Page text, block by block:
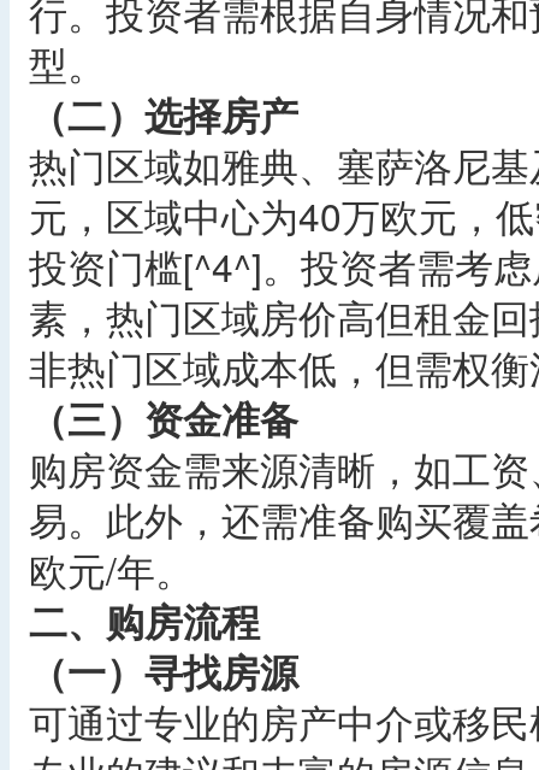
行。投资者需根据自身情况
型。
（二）选择房产
热门区域如雅典、塞萨洛尼
元，区域中心为40万欧元，
投资门槛[^4^]。投资者需考
素，热门区域房价高但租金
非热门区域成本低，但需权
（三）资金准备
购房资金需来源清晰，如工
易。此外，还需准备购买覆
欧元/年。
二、购房流程
（一）寻找房源
可通过专业的房产中介或移